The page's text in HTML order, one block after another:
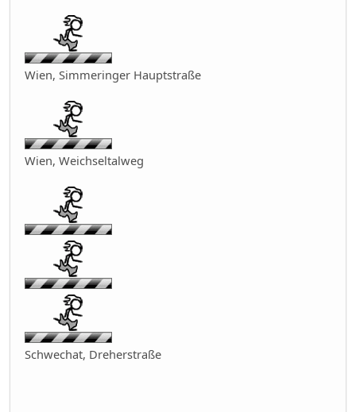
Wien, Simmeringer Hauptstraße
Wien, Weichseltalweg
Schwechat, Dreherstraße